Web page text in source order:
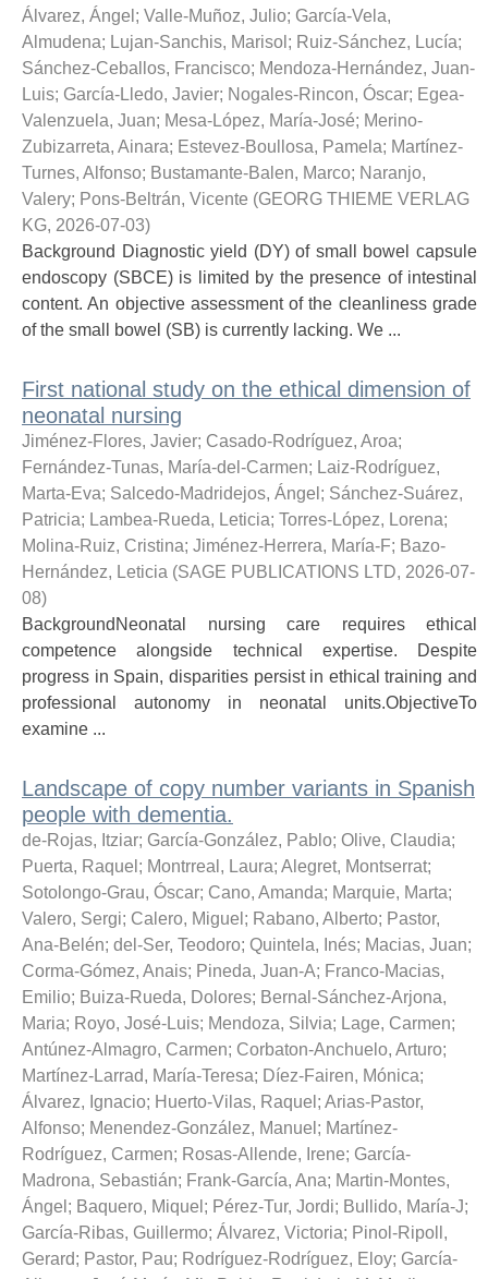
Álvarez, Ángel ; Valle-Muñoz, Julio; García-Vela,
Almudena; Lujan-Sanchis, Marisol ; Ruiz-Sánchez, Lucía;
Sánchez-Ceballos, Francisco; Mendoza-Hernández, Juan-
Luis; García-Lledo, Javier; Nogales-Rincon, Óscar; Egea-
Valenzuela, Juan; Mesa-López, María-José; Merino-
Zubizarreta, Ainara; Estevez-Boullosa, Pamela; Martínez-
Turnes, Alfonso; Bustamante-Balen, Marco; Naranjo,
Valery; Pons-Beltrán, Vicente (GEORG THIEME VERLAG
KG, 2026-07-03)
Background Diagnostic yield (DY) of small bowel capsule
endoscopy (SBCE) is limited by the presence of intestinal
content. An objective assessment of the cleanliness grade
of the small bowel (SB) is currently lacking. We ...
First national study on the ethical dimension of
neonatal nursing
Jiménez-Flores, Javier; Casado-Rodríguez, Aroa;
Fernández-Tunas, María-del-Carmen; Laiz-Rodríguez,
Marta-Eva; Salcedo-Madridejos, Ángel ; Sánchez-Suárez,
Patricia; Lambea-Rueda, Leticia; Torres-López, Lorena;
Molina-Ruiz, Cristina; Jiménez-Herrera, María-F; Bazo-
Hernández, Leticia (SAGE PUBLICATIONS LTD, 2026-07-
08)
BackgroundNeonatal nursing care requires ethical
competence alongside technical expertise. Despite
progress in Spain, disparities persist in ethical training and
professional autonomy in neonatal units.ObjectiveTo
examine ...
Landscape of copy number variants in Spanish
people with dementia.
de-Rojas, Itziar; García-González, Pablo; Olive, Claudia;
Puerta, Raquel ; Montrreal, Laura; Alegret, Montserrat;
Sotolongo-Grau, Óscar; Cano, Amanda; Marquie, Marta;
Valero, Sergi; Calero, Miguel ; Rabano, Alberto; Pastor,
Ana-Belén; del-Ser, Teodoro; Quintela, Inés; Macias, Juan;
Corma-Gómez, Anais; Pineda, Juan-A; Franco-Macias,
Emilio; Buiza-Rueda, Dolores; Bernal-Sánchez-Arjona,
Maria; Royo, José-Luis; Mendoza, Silvia; Lage, Carmen;
Antúnez-Almagro, Carmen; Corbaton-Anchuelo, Arturo;
Martínez-Larrad, María-Teresa; Díez-Fairen, Mónica;
Álvarez, Ignacio; Huerto-Vilas, Raquel ; Arias-Pastor,
Alfonso; Menendez-González, Manuel ; Martínez-
Rodríguez, Carmen; Rosas-Allende, Irene; García-
Madrona, Sebastián; Frank-García, Ana; Martin-Montes,
Ángel ; Baquero, Miquel ; Pérez-Tur, Jordi; Bullido, María-J;
García-Ribas, Guillermo; Álvarez, Victoria; Pinol-Ripoll,
Gerard; Pastor, Pau; Rodríguez-Rodríguez, Eloy; García-